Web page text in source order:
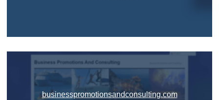
businesspromotionsandconsulting.com